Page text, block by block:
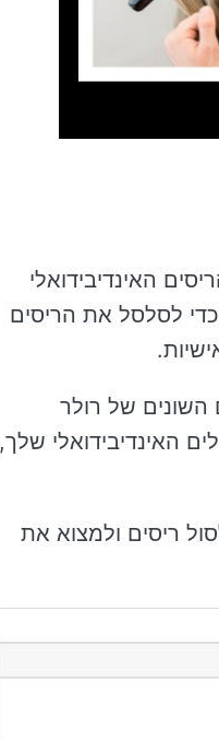
האינדיבידואלי
לסלסל ​​את הריסים
השונים של רולר
האינדיבידואלי שלך,
ריסים ולמצוא את